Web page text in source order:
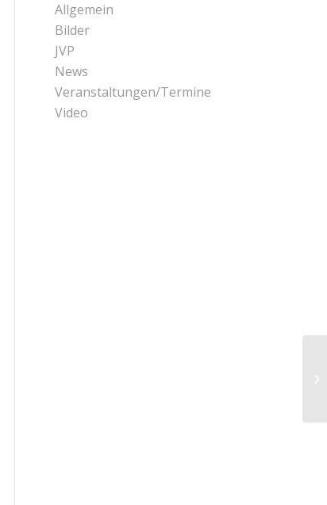
Allgemein
Bilder
JVP
News
Veranstaltungen/Termine
Video